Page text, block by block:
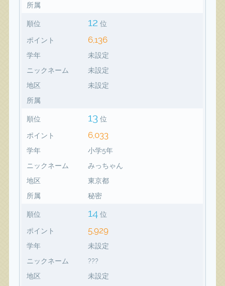
所属
順位 12 位
ポイント 6,136
学年
未設定
ニックネーム
未設定
地区
未設定
所属
順位 13 位
ポイント 6,033
学年
小学5年
ニックネーム
みっちゃん
地区
東京都
所属
秘密
順位 14 位
ポイント 5,929
学年
未設定
ニックネーム
???
地区
未設定